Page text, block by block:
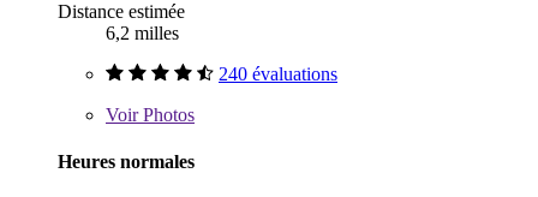
Distance estimée
6,2 milles
240 évaluations
VoirPhotos
Heures normales